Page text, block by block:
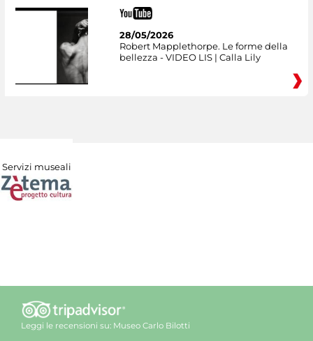
28/05/2026
Robert Mapplethorpe. Le forme della
bellezza - VIDEO LIS | Calla Lily
Servizi museali
Leggi le recensioni su: Museo Carlo Bilotti